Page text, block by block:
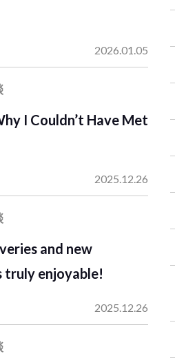
2026.01.05
I Couldn’t Have Met
2025.12.26
and new
truly enjoyable!
2025.12.26